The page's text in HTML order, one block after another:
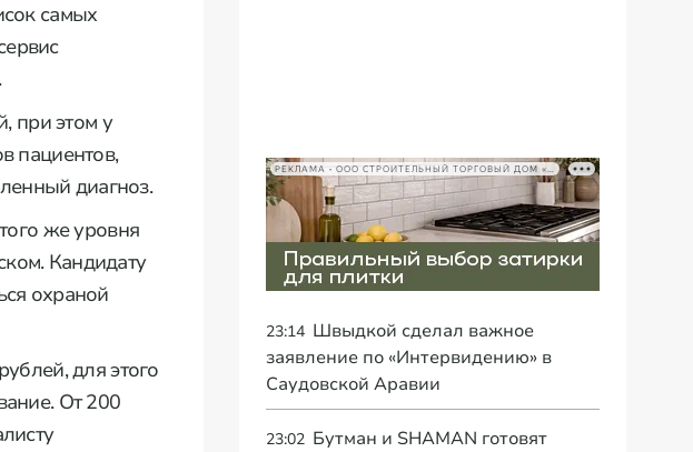
самых
при этом у
пациентов,
диагноз.
же уровня
Кандидату
охраной
для этого
От 200
23:14 Швыдкой сделал важное
заявление по «Интервидению» в
Саудовской Аравии
23:02 Бутман и SHAMAN готовят